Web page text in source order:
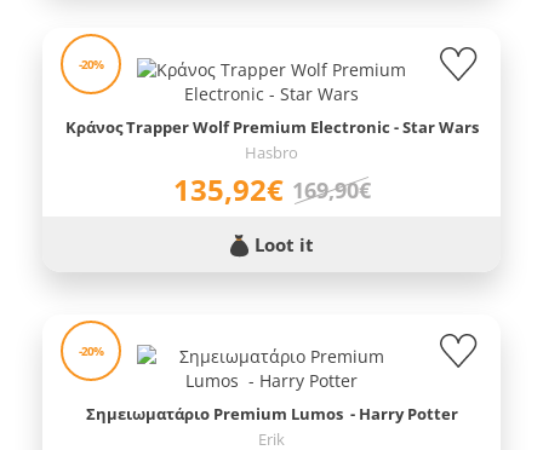
-20%
Κράνος Trapper Wolf Premium Electronic - Star Wars
Hasbro
135,92€ 169,90€
Loot it
-20%
Σημειωματάριο Premium Lumos - Harry Potter
Erik